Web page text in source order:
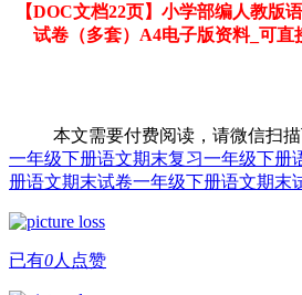
【DOC文档22页】小学部编人教版
试卷（多套）A4电子版资料_可直
本文需要付费阅读，请微信扫
一年级下册语文期末复习一年级下册
册语文期末试卷一年级下册语文期末
已有0人点赞